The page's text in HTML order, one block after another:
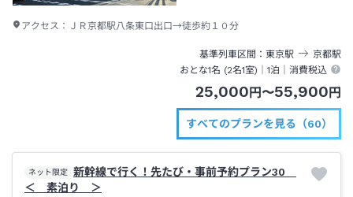
アクセス： ＪＲ京都駅八条東口出口→徒歩約１０分
基準列車区間 東京駅 京都駅
おとな1名 (2名1室)｜1泊 ｜消費税込
25,000 円 〜55,900 円
すべてのプランを見る（60）
ネット限定
新幹線で行く！先たび・事前予約プラン30
＜ 素泊り ＞